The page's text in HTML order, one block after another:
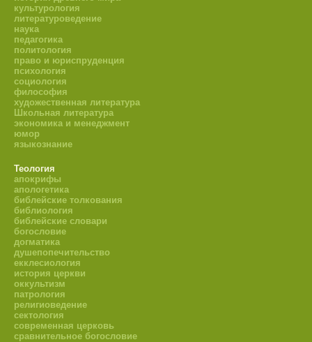
культурология
литературоведение
наука
педагогика
политология
право и юриспруденция
психология
социология
философия
художественная литература
Школьная литература
экономика и менеджмент
юмор
языкознание
Теология
апокрифы
апологетика
библейские толкования
библиология
библейские словари
богословие
догматика
душепопечительство
екклесиология
история церкви
оккультизм
патрология
религиоведение
сектология
современная церковь
сравнительное богословие